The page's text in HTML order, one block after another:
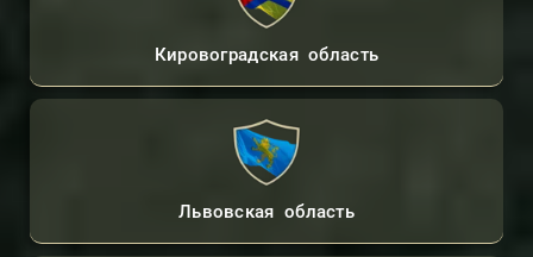
Кировоградская область
Львовская область